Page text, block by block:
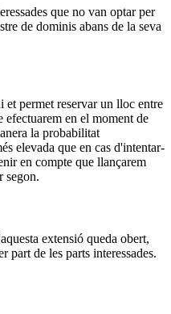
que no van optar per
de dominis abans de la seva
permet reservar un lloc entre
efectuarem en el moment de
la probabilitat
elevada que en cas d'intentar-
en compte que llançarem
segon.
extensió queda obert,
part de les parts interessades.